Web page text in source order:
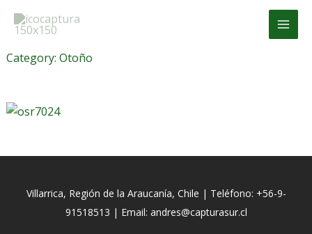
Category: Otoño
Villarrica, Región de la Araucanía, Chile | Teléfono: +56-9-
91518513 | Email: andres@capturasur.cl